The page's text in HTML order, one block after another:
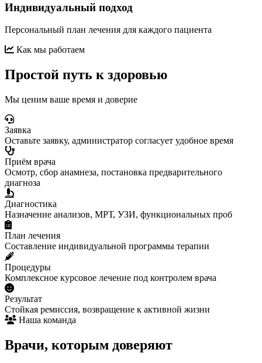
Индивидуальный подход
Персональный план лечения для каждого пациента
Как мы работаем
Простой путь к здоровью
Мы ценим ваше время и доверие
Заявка
Оставьте заявку, администратор согласует удобное время
Приём врача
Осмотр, сбор анамнеза, постановка предварительного
диагноза
Диагностика
Назначение анализов, МРТ, УЗИ, функциональных проб
План лечения
Составление индивидуальной программы терапии
Процедуры
Комплексное курсовое лечение под контролем врача
Результат
Стойкая ремиссия, возвращение к активной жизни
Наша команда
Врачи, которым доверяют